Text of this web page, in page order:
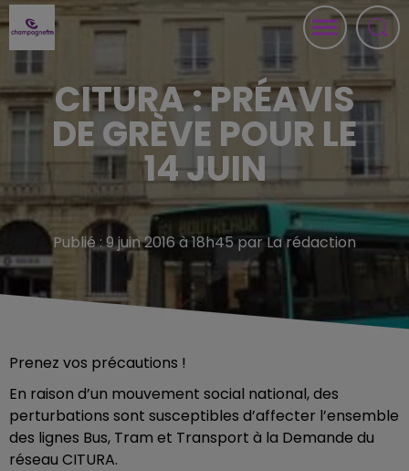
CITURA : PRÉAVIS
DE GRÈVE POUR LE
14 JUIN
Publié : 9 juin 2016 à 18h45 par La rédaction
Prenez vos précautions !
En raison d’un mouvement social national, des
perturbations sont susceptibles d’affecter l’ensemble
des lignes Bus, Tram et Transport à la Demande du
réseau CITURA.